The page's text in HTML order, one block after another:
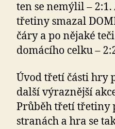
ten se nemýlil –
třetiny smazal
čáry a po nějaké
domácího celku –
Úvod třetí části hry
další výraznější
Průběh třetí třetiny
stranách a hra se